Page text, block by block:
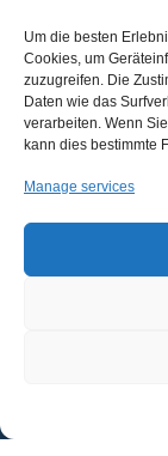
Um die besten
Cookies, um
zuzugreifen. Die
Daten wie das
verarbeiten. Wenn
kann dies bestimmte
Manage services
©
Ich habe